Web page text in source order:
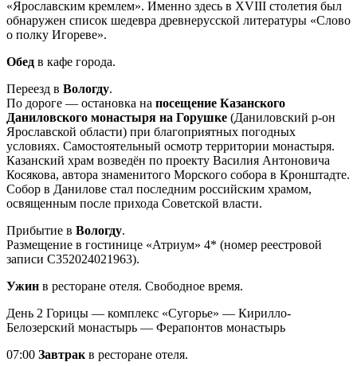
«Ярославским кремлем». Именно здесь в XVIII столетия был
обнаружен список шедевра древнерусской литературы «Слово
о полку Игореве».
Обед в кафе города.
Переезд в Вологду.
По дороге — остановка на посещение Казанского
Даниловского монастыря на Горушке (Даниловский р-он
Ярославской области) при благоприятных погодных
условиях. Самостоятельный осмотр территории монастыря.
Казанский храм возведён по проекту Василия Антоновича
Косякова, автора знаменитого Морского собора в Кронштадте.
Собор в Данилове стал последним российским храмом,
освященным после прихода Советской власти.
Прибытие в Вологду.
Размещение в гостинице «Атриум» 4* (номер реестровой
записи С352024021963).
Ужин в ресторане отеля. Свободное время.
День 2 Горицы — комплекс «Сугорье» — Кирилло-
Белозерский монастырь — Ферапонтов монастырь
07:00 Завтрак в ресторане отеля.